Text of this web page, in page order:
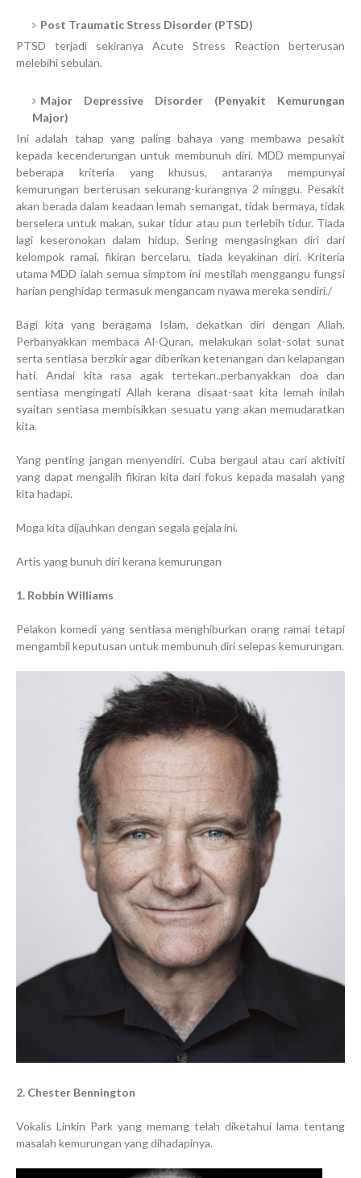
Post Traumatic Stress Disorder (PTSD)
PTSD terjadi sekiranya Acute Stress Reaction berterusan
melebihi sebulan.
Major Depressive Disorder (Penyakit Kemurungan
Major)
Ini adalah tahap yang paling bahaya yang membawa pesakit
kepada kecenderungan untuk membunuh diri. MDD mempunyai
beberapa kriteria yang khusus, antaranya mempunyai
kemurungan berterusan sekurang-kurangnya 2 minggu. Pesakit
akan berada dalam keadaan lemah semangat, tidak bermaya, tidak
berselera untuk makan, sukar tidur atau pun terlebih tidur. Tiada
lagi keseronokan dalam hidup. Sering mengasingkan diri dari
kelompok ramai, fikiran bercelaru, tiada keyakinan diri. Kriteria
utama MDD ialah semua simptom ini mestilah menggangu fungsi
harian penghidap termasuk mengancam nyawa mereka sendiri./
Bagi kita yang beragama Islam, dekatkan diri dengan Allah.
Perbanyakkan membaca Al-Quran, melakukan solat-solat sunat
serta sentiasa berzikir agar diberikan ketenangan dan kelapangan
hati. Andai kita rasa agak tertekan..perbanyakkan doa dan
sentiasa mengingati Allah kerana disaat-saat kita lemah inilah
syaitan sentiasa membisikkan sesuatu yang akan memudaratkan
kita.
Yang penting jangan menyendiri. Cuba bergaul atau cari aktiviti
yang dapat mengalih fikiran kita dari fokus kepada masalah yang
kita hadapi.
Moga kita dijauhkan dengan segala gejala ini.
Artis yang bunuh diri kerana kemurungan
1. Robbin Williams
Pelakon komedi yang sentiasa menghiburkan orang ramai tetapi
mengambil keputusan untuk membunuh diri selepas kemurungan.
2. Chester Bennington
Vokalis Linkin Park yang memang telah diketahui lama tentang
masalah kemurungan yang dihadapinya.